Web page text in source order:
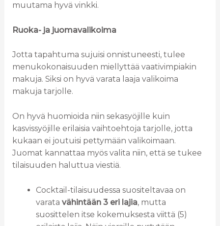
muutama hyvä vinkki.
Ruoka- ja juomavalikoima
Jotta tapahtuma sujuisi onnistuneesti, tulee
menukokonaisuuden miellyttää vaativimpiakin
makuja. Siksi on hyvä varata laaja valikoima
makuja tarjolle.
On hyvä huomioida niin sekasyöjille kuin
kasvissyöjille erilaisia ​​vaihtoehtoja tarjolle, jotta
kukaan ei joutuisi pettymään valikoimaan.
Juomat kannattaa myös valita niin, että se tukee
tilaisuuden haluttua viestiä.
Cocktail-tilaisuudessa suositeltavaa on
varata vähintään 3 eri lajia, mutta
suosittelen itse kokemuksesta viittä (5)